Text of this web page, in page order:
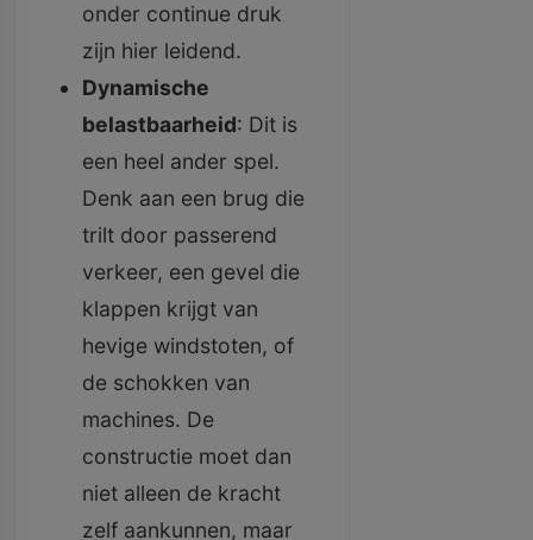
onder continue druk
zijn hier leidend.
Dynamische
belastbaarheid: Dit is
een heel ander spel.
Denk aan een brug die
trilt door passerend
verkeer, een gevel die
klappen krijgt van
hevige windstoten, of
de schokken van
machines. De
constructie moet dan
niet alleen de kracht
zelf aankunnen, maar